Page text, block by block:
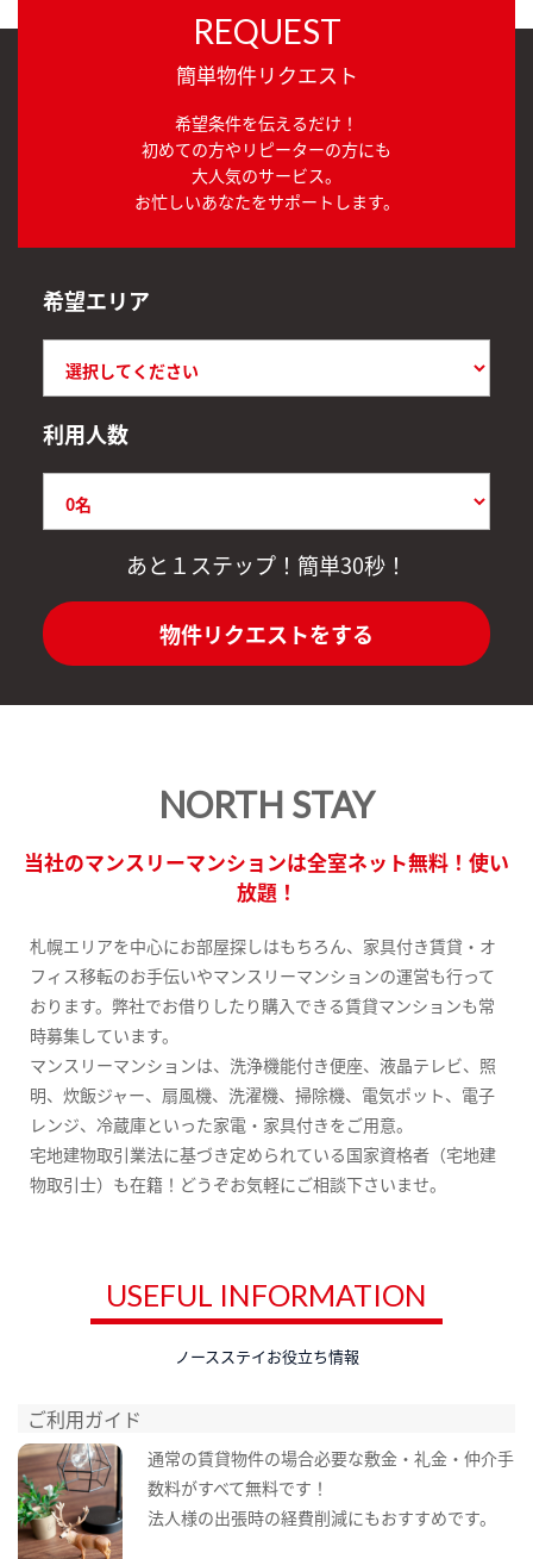
REQUEST
簡単物件リクエスト
希望条件を伝えるだけ！
初めての方やリピーターの方にも
大人気のサービス。
お忙しいあなたをサポートします。
希望エリア
利用人数
あと１ステップ！簡単30秒！
物件リクエストをする
NORTH STAY
当社のマンスリーマンションは全室ネット無料！使い
放題！
札幌エリアを中心にお部屋探しはもちろん、家具付き賃貸・オ
フィス移転のお手伝いやマンスリーマンションの運営も行って
おります。弊社でお借りしたり購入できる賃貸マンションも常
時募集しています。
マンスリーマンションは、洗浄機能付き便座、液晶テレビ、照
明、炊飯ジャー、扇風機、洗濯機、掃除機、電気ポット、電子
レンジ、冷蔵庫といった家電・家具付きをご用意。
宅地建物取引業法に基づき定められている国家資格者（宅地建
物取引士）も在籍！どうぞお気軽にご相談下さいませ。
USEFUL INFORMATION
ノースステイお役立ち情報
ご利用ガイド
通常の賃貸物件の場合必要な敷金・礼金・仲介手
数料がすべて無料です！
法人様の出張時の経費削減にもおすすめです。